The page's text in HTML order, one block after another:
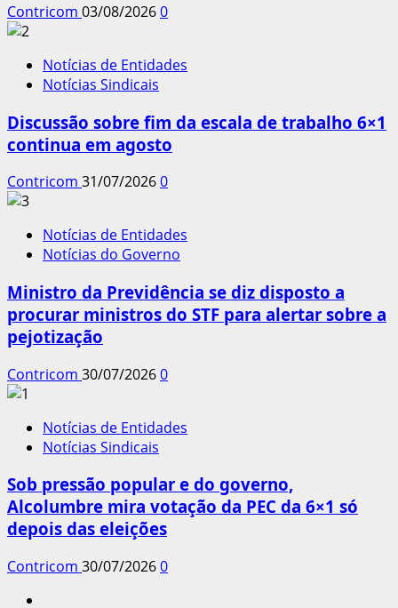
Contricom 03/08/20260
Notícias de Entidades
Notícias Sindicais
Discussão sobre fim da escala de trabalho 6×1
continua em agosto
Contricom 31/07/20260
Notícias de Entidades
Notícias do Governo
Ministro da Previdência se diz disposto a
procurar ministros do STF para alertar sobre a
pejotização
Contricom 30/07/20260
Notícias de Entidades
Notícias Sindicais
Sob pressão popular e do governo,
Alcolumbre mira votação da PEC da 6×1 só
depois das eleições
Contricom 30/07/20260